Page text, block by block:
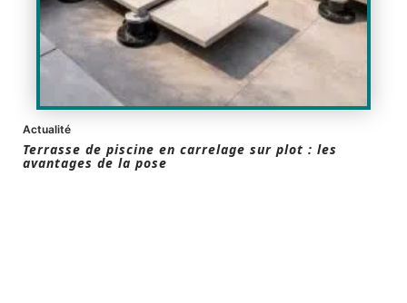
Actualité
Terrasse de piscine en carrelage sur plot : les
avantages de la pose